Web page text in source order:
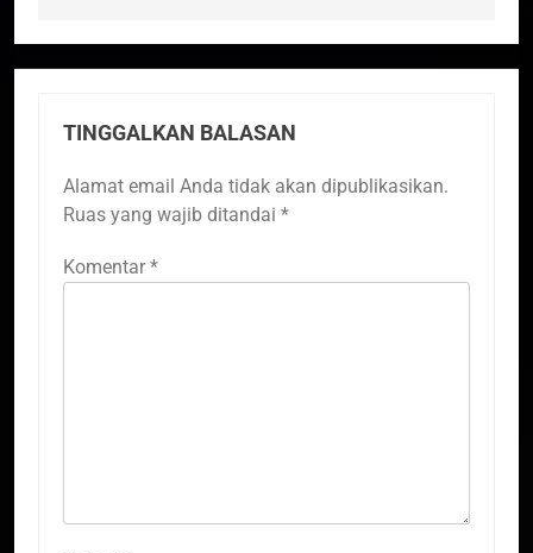
TINGGALKAN BALASAN
Alamat email Anda tidak akan dipublikasikan.
Ruas yang wajib ditandai *
Komentar *